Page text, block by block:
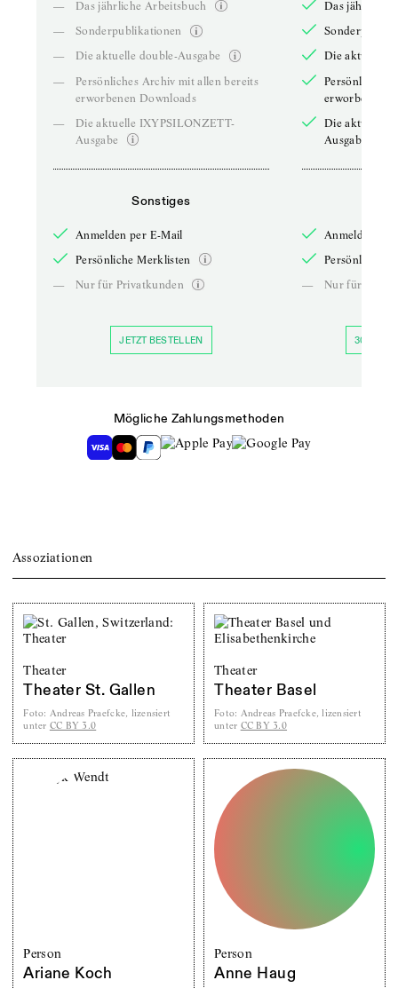
—
Das jährliche Arbeitsbuch
—
Sonderpublikationen
—
Die aktuelle double-Ausgabe
—
Persönliches Archiv mit allen bereits
erworbenen Downloads
—
Die aktuelle IXYPSILONZETT-
Ausgabe
Sonstiges
Anmelden per E-Mail
Persönliche Merklisten
—
Nur für Privatkunden
JETZT BESTELLEN
Das jährliche
Die aktuelle
Persönliches
erworbenen
Die aktuelle
Ausgabe
Anmelden
Persönliche
—
Nur für
30 TAGE
Mögliche Zahlungsmethoden
Assoziationen
Theater
Theater St. Gallen
Foto: Andreas Praefcke, lizensiert
unter CC BY 3.0
Theater
Theater Basel
Foto: Andreas Praefcke, lizensiert
unter CC BY 3.0
Person
Ariane Koch
Person
Anne Haug